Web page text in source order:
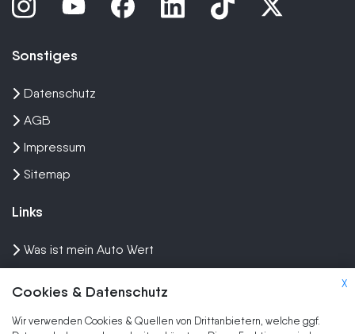
X
Cookies & Datenschutz
Wir verwenden Cookies & Quellen von Drittanbietern, welche ggf.
Sonstiges
Datenschutz
AGB
Impressum
Sitemap
Links
Was ist mein Auto Wert
Wir kaufen dein Auto